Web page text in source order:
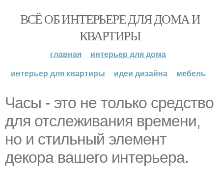
ВСЁ ОБ ИНТЕРЬЕРЕ ДЛЯ ДОМА И
КВАРТИРЫ
главная
интерьер для дома
интерьер для квартиры
идеи дизайна мебель
Часы - это не только средство
для отслеживания времени,
но и стильный элемент
декора вашего интерьера.